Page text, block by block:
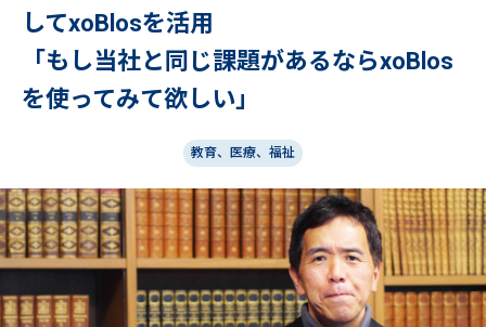
してxoBlosを活用
「もし当社と同じ課題があるならxoBlos
を使ってみて欲しい」
教育、医療、福祉